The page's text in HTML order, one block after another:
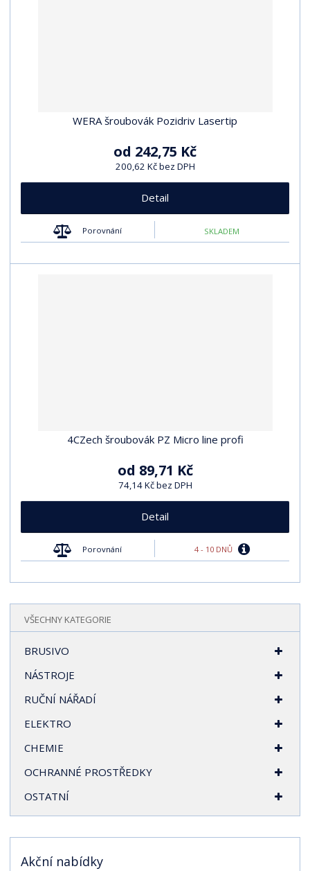
WERA šroubovák Pozidriv Lasertip
od 242,75 Kč
200,62 Kč bez DPH
Detail
Porovnání SKLADEM
4CZech šroubovák PZ Micro line profi
od 89,71 Kč
74,14 Kč bez DPH
Detail
Porovnání 4 - 10 DNŮ
VŠECHNY KATEGORIE
BRUSIVO
NÁSTROJE
RUČNÍ NÁŘADÍ
ELEKTRO
CHEMIE
OCHRANNÉ PROSTŘEDKY
OSTATNÍ
Akční nabídky